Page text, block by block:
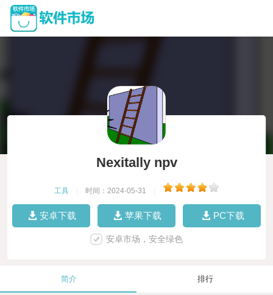
Nexitally npv
工具 时间：2024-05-31
安卓下载 苹果下载 PC下载
安卓市场，安全绿色
简介 排行